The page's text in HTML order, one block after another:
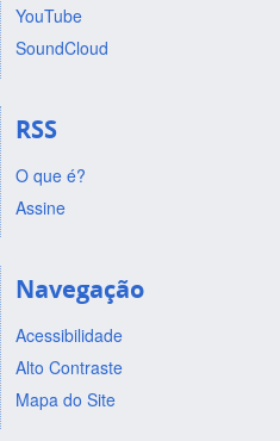
YouTube
SoundCloud
RSS
O que é?
Assine
Navegação
Acessibilidade
Alto Contraste
Mapa do Site